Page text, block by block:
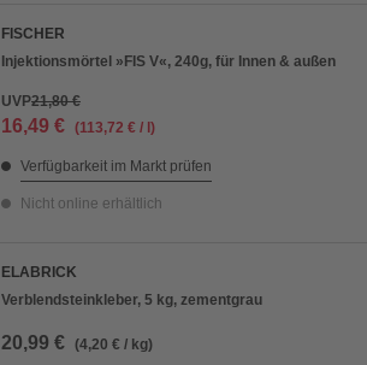
FISCHER
Injektionsmörtel »FIS V«, 240g, für Innen & außen
UVP21,80 €
16,49 € (113,72 € / l)
Verfügbarkeit im Markt prüfen
Nicht online erhältlich
ELABRICK
Verblendsteinkleber, 5 kg, zementgrau
20,99 € (4,20 € / kg)